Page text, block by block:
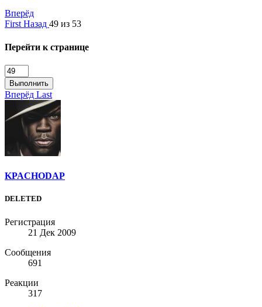
Вперёд
First Назад 49 из 53
Перейти к странице
Выполнить
Вперёд Last
KPACHODAP
DELETED
Регистрация
21 Дек 2009
Сообщения
691
Реакции
317